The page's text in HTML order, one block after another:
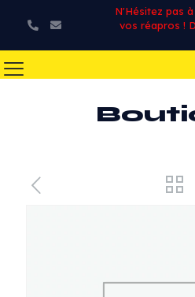
N'Hésitez pas
vos réapros !